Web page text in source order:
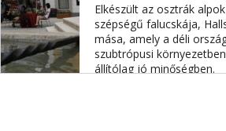
Elkészült az osztrák
szépségű falucskája,
mása, amely a déli
szubtrópusi
állítólag jó minőségben.